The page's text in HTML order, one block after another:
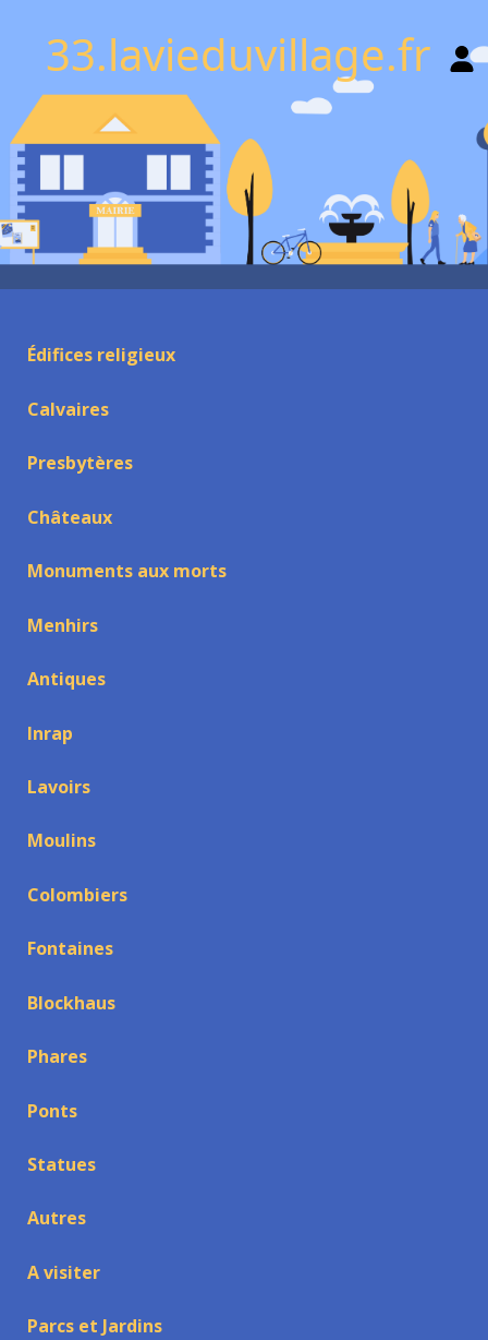
33.lavieduvillage.fr
Édifices religieux
Calvaires
Presbytères
Châteaux
Monuments aux morts
Menhirs
Antiques
Inrap
Lavoirs
Moulins
Colombiers
Fontaines
Blockhaus
Phares
Ponts
Statues
Autres
A visiter
Parcs et Jardins